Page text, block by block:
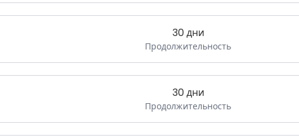
30 дни
Продолжительность
30 дни
Продолжительность